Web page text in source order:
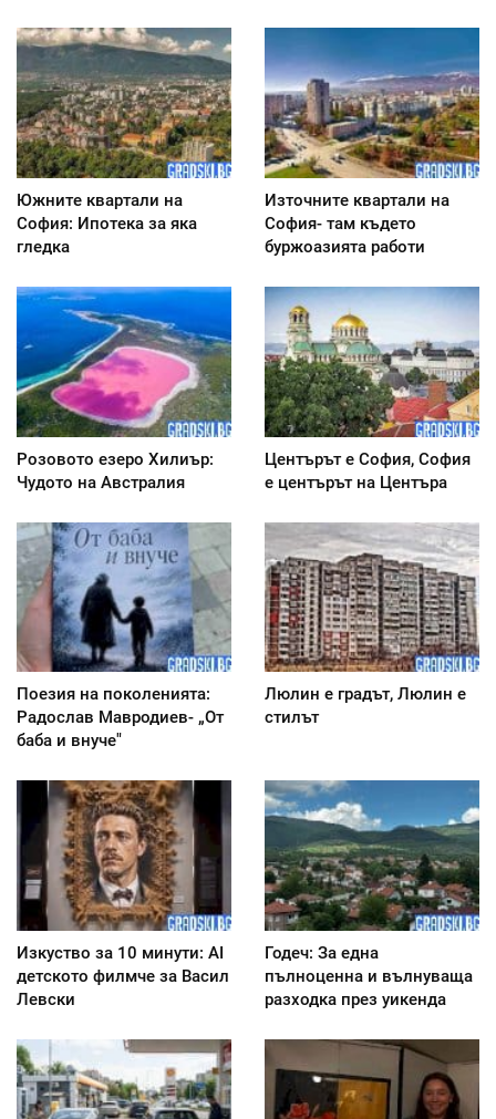
Южните квартали на
София: Ипотека за яка
гледка
Източните квартали на
София- там където
буржоазията работи
Розовото езеро Хилиър:
Чудото на Австралия
Центърът е София, София
е центърът на Центъра
Поезия на поколенията:
Радослав Мавродиев- „От
баба и внуче"
Люлин е градът, Люлин е
стилът
Изкуство за 10 минути: AI
детското филмче за Васил
Левски
Годеч: За една
пълноценна и вълнуваща
разходка през уикенда